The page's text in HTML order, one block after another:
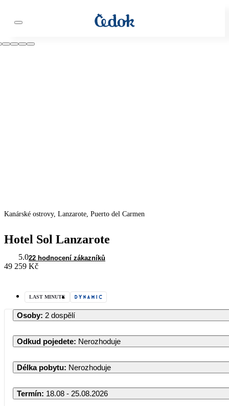
Kanárské ostrovy, Lanzarote, Puerto del Carmen
Hotel Sol Lanzarote
5.022 hodnocení zákazníků
49 259 Kč
LAST MINUTE
Osoby: 2 dospělí
Odkud pojedete: Nerozhoduje
Délka pobytu: Nerozhoduje
Termín: 18.08 - 25.08.2026